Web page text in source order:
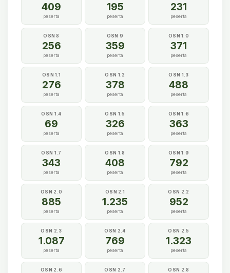
409
peserta
195
peserta
231
peserta
OSN 8
256
peserta
OSN 9
359
peserta
OSN 1.0
371
peserta
OSN 1.1
276
peserta
OSN 1.2
378
peserta
OSN 1.3
488
peserta
OSN 1.4
69
peserta
OSN 1.5
326
peserta
OSN 1.6
363
peserta
OSN 1.7
343
peserta
OSN 1.8
408
peserta
OSN 1.9
792
peserta
OSN 2.0
885
peserta
OSN 2.1
1.235
peserta
OSN 2.2
952
peserta
OSN 2.3
1.087
peserta
OSN 2.4
769
peserta
OSN 2.5
1.323
peserta
OSN 2.6 OSN 2.7 OSN 2.8